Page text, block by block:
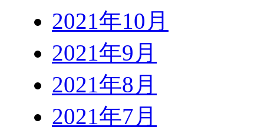
2021年10月
2021年9月
2021年8月
2021年7月